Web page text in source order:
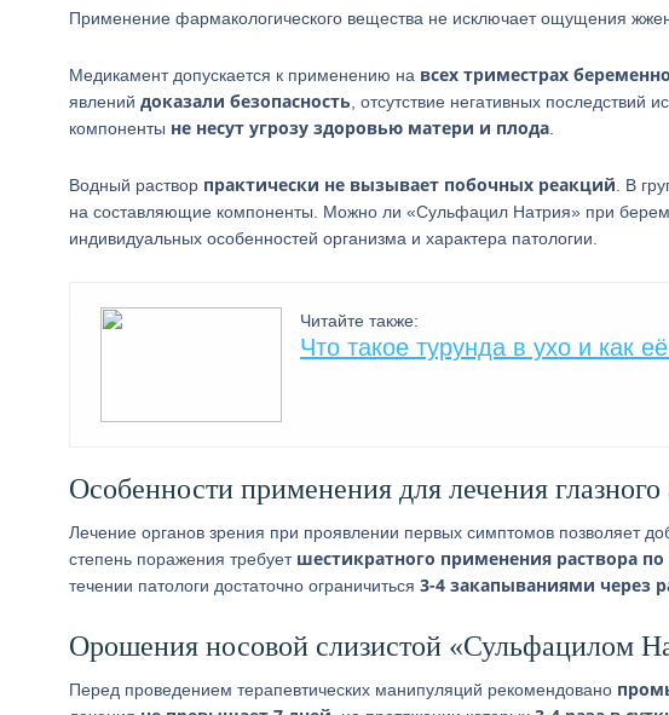
Применение фармакологического вещества не исключает ощущения
Медикамент допускается к применению на всех триместрах
явлений доказали безопасность , отсутствие негативных последствий
компоненты не несут угрозу здоровью матери и плода
Водный раствор практически не вызывает побочных реакций . В
на составляющие компоненты. Можно ли «Сульфацил Натрия» при
индивидуальных особенностей организма и характера патологии.
Читайте также:
Что такое турунда в ухо и как
Особенности применения для лечения глазного
Лечение органов зрения при проявлении первых симптомов позволяет
степень поражения требует шестикратного применения раствора по
течении патологи достаточно ограничиться 3-4 закапываниями через
Орошения носовой слизистой «Сульфацилом
Перед проведением терапевтических манипуляций рекомендовано